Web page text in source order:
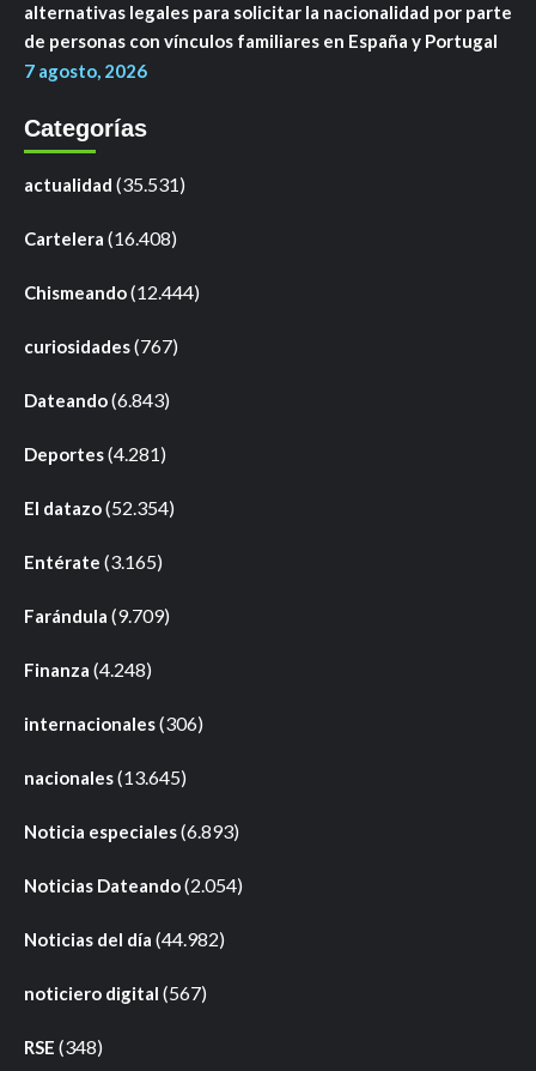
alternativas legales para solicitar la nacionalidad por parte
de personas con vínculos familiares en España y Portugal
7 agosto, 2026
Categorías
actualidad (35.531)
Cartelera (16.408)
Chismeando(12.444)
curiosidades(767)
Dateando(6.843)
Deportes(4.281)
El datazo(52.354)
Entérate (3.165)
Farándula (9.709)
Finanza (4.248)
internacionales(306)
nacionales(13.645)
Noticia especiales(6.893)
Noticias Dateando(2.054)
Noticias del día (44.982)
noticiero digital (567)
RSE (348)